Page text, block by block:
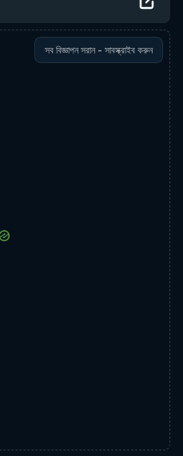
সব বিজ্ঞাপন সরান - সাবস্ক্রাইব করুন